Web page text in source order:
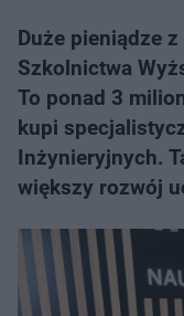
Duże pieniądze
Szkolnictwa
To ponad 3
kupi
Inżynieryjnych.
większy rozwój